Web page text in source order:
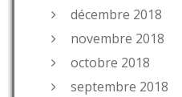
décembre 2018
novembre 2018
octobre 2018
septembre 2018